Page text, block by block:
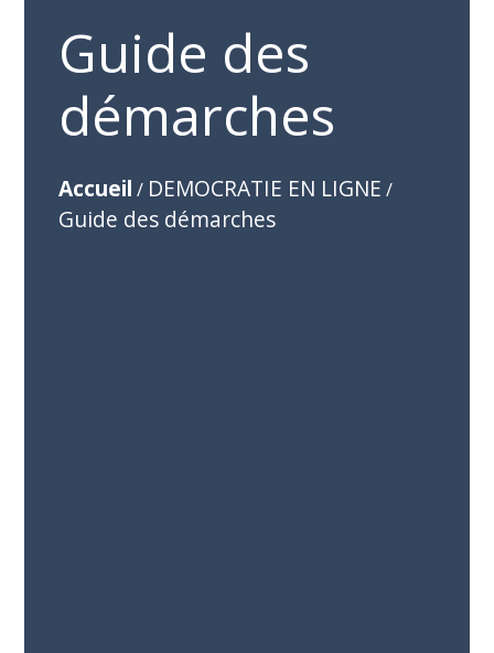
Guide des
démarches
Accueil / DEMOCRATIE EN LIGNE /
Guide des démarches